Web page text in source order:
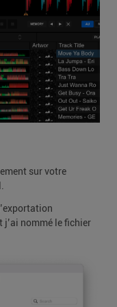
sur votre
j’ai nommé le fichier